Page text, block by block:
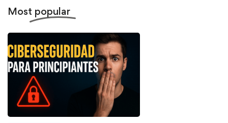
Most popular